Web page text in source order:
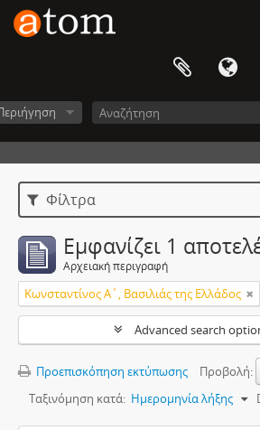
Φίλτρα
Εμφανίζει 1
Αρχειακή περιγραφή
Κωνσταντίνος Α΄, Βασιλιάς της Ελλάδος
Advanced search
Προεπισκόπηση εκτύπωσης
Προβολή:
Ταξινόμηση κατά: Ημερομηνία λήξης